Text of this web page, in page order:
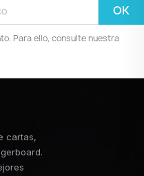
Para ello, consulte nuestra
cartas,